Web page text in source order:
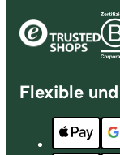
Flexible